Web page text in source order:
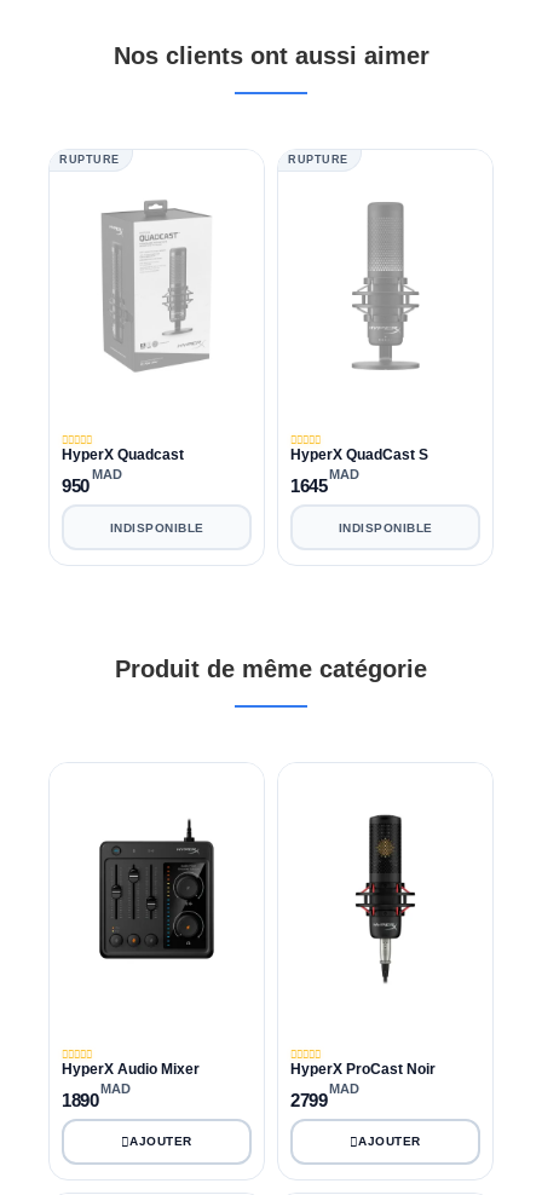
Nos clients ont aussi aimer
RUPTURE
HyperX Quadcast
950
MAD
INDISPONIBLE
RUPTURE
HyperX QuadCast S
1645
MAD
INDISPONIBLE
Produit de même catégorie
HyperX Audio Mixer
1890
MAD
HyperX ProCast Noir
2799
MAD